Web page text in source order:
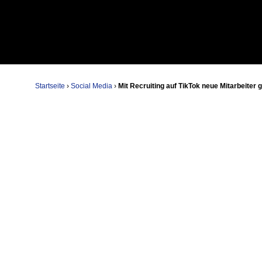
Startseite › Social Media › Mit Recruiting auf TikTok neue Mitarbeiter